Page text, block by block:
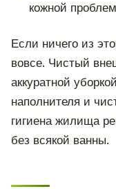
кожной
Если ничего из
вовсе. Чистый
аккуратной
наполнителя и
гигиена жилища
без всякой ванны.